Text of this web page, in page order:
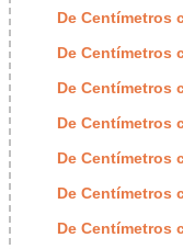
De Centímetros
De Centímetros
De Centímetros
De Centímetros
De Centímetros
De Centímetros
De Centímetros